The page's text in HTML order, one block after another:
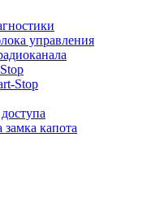
управления
Stop
капота